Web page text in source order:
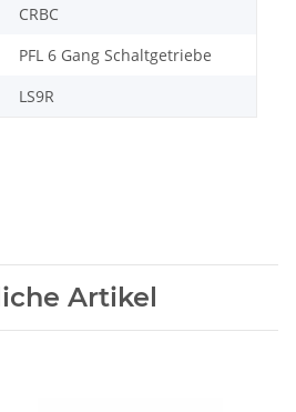
CRBC
PFL 6 Gang Schaltgetriebe
LS9R
Artikel